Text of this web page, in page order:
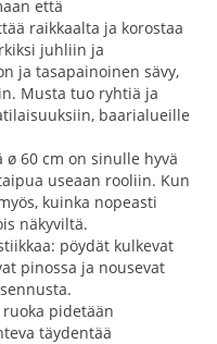
että
raikkaalta ja korostaa
juhliin ja
ja tasapainoinen sävy,
Musta tuo ryhtiä ja
baarialueille
ø 60 cm on sinulle hyvä
useaan rooliin. Kun
kuinka nopeasti
näkyviltä.
pöydät kulkevat
pinossa ja nousevat
pidetään
täydentää